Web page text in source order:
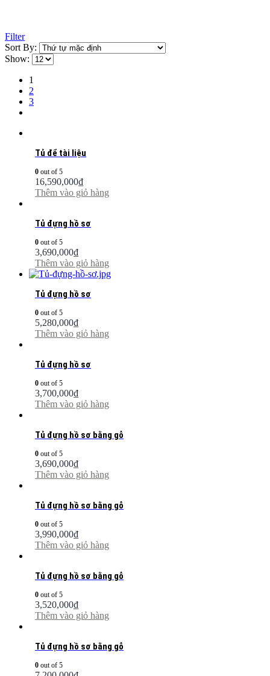
Filter
Sort By:
Show:
1
2
3
Tủ để tài liệu
0 out of 5
16,590,000₫
Thêm vào giỏ hàng
Tủ đựng hồ sơ
0 out of 5
3,690,000₫
Thêm vào giỏ hàng
Tủ đựng hồ sơ
0 out of 5
5,280,000₫
Thêm vào giỏ hàng
Tủ đựng hồ sơ
0 out of 5
3,700,000₫
Thêm vào giỏ hàng
Tủ đựng hồ sơ bằng gỗ
0 out of 5
3,690,000₫
Thêm vào giỏ hàng
Tủ đựng hồ sơ bằng gỗ
0 out of 5
3,990,000₫
Thêm vào giỏ hàng
Tủ đựng hồ sơ bằng gỗ
0 out of 5
3,520,000₫
Thêm vào giỏ hàng
Tủ đựng hồ sơ bằng gỗ
0 out of 5